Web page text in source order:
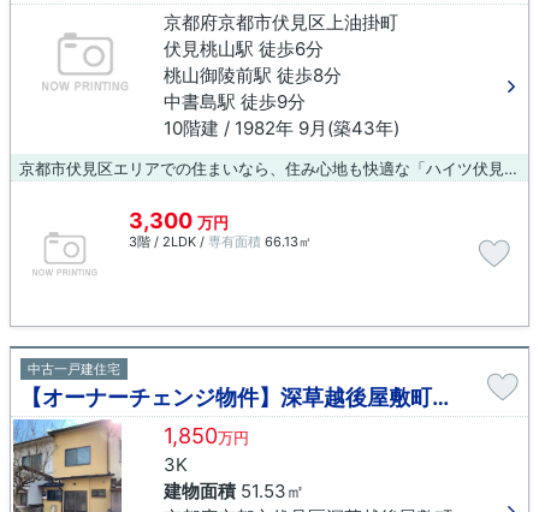
京都府京都市伏見区上油掛町
伏見桃山駅 徒歩6分
桃山御陵前駅 徒歩8分
中書島駅 徒歩9分
10階建 / 1982年 9月(築43年)
京都市伏見区エリアでの住まいなら、住み心地も快適な「ハイツ伏見桃山」はいかがでしょうか。こちらはエレベーター付きの物件です。この物件は快適な室内環境が魅力の中古マンションとなっています。こちらは10階建ての物件です。当社はお客様が住み良い環境を実現できるよう、快適に暮らせる住まいのご紹介を致します。経験豊富なプロのスタッフがご案内いたしますので、安心してお任せください。
3,300 万円
3階 / 2LDK / 専有面積 66.13㎡
中古一戸建住宅
【オーナーチェンジ物件】深草越後屋敷町戸建
1,850万円
3K
建物面積51.53㎡